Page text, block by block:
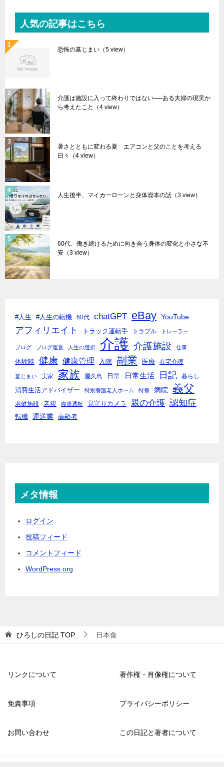
人気の記事はこちら
恐怖の墓じまい （5 view）
介護は施設に入って終わりではない──ある夫婦の現実か
ら考えたこと
（4 view）
暑さとともに変わる夏 エアコンと父のことを考える
日々
（4 view）
人生後半、マイカーローンと身体資本の話 （3 view）
60代、働き続けるために向き合う身体の変化と小さな不
安 （3 view）
#人生 #人生の転機 60代 chatGPT eBay YouTube
アフィリエイト トラック運転手 トラブル トレーラー
ブログ ブログ運営 人生の選択 介護 介護施設 仕事
体験談 健康 健康管理 入院 副業 医療 在宅介護
墓じまい 実家 家族 屋久島 日常 日常生活 日記 暮らし
消費生活アドバイザー 特別養護老人ホーム 特養 病院 義父
老健施設 老後 腹膜透析 見守りカメラ 親の介護 認知症
転職 運送業 高齢者
メタ情報
ログイン
投稿フィード
コメントフィード
WordPress.org
ひろしの日記 TOP 日本食
リンクについて 著作権・肖像権について
免責事項 プライバシーポリシー
お問い合わせ この日記と著者について